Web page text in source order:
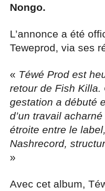
Nongo.
L’annonce a été
Teweprod, via ses
« Téwé Prod est
retour de Fish Killa.
gestation a débuté
d’un travail
étroite entre le
Nashrecord,
»
Avec cet album,